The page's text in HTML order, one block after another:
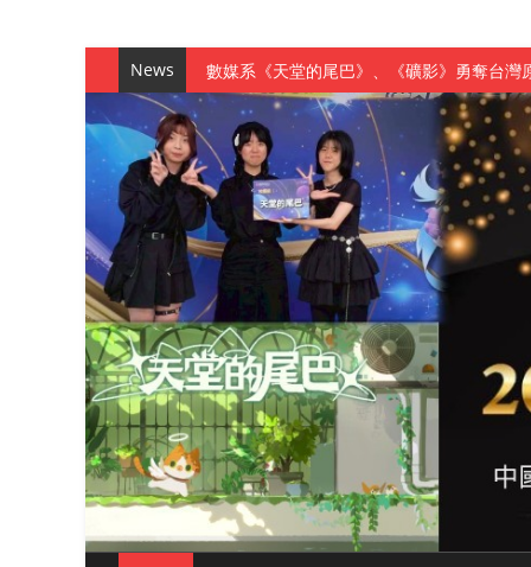
News
數媒系《天堂的尾巴》、《礦影》勇奪台灣
師生攜手磨練一個月！觀管系榮獲天籟盃
一銀彭仁主中國科大開講 解密AI時代的金
通識教育中心主辦「114學年度AI英文自我
數據後的溫度：財金系傑出校友共議「人
森城建設股份有限公司捐贈 嘉惠行管系莘
產學合作新里程！財金系師生參訪中租控股
英文公園 315期
【 第404期 】影視系榮獲59屆美國休士頓
【 第404期 】你抓得到我嗎？數媒系VR新
【 第404期 】數媒系《光影潛歷史》榮獲
【 第404期 】探索空間設計解方 室設系學
【 第404期 】從創意到實踐 數媒系學生於